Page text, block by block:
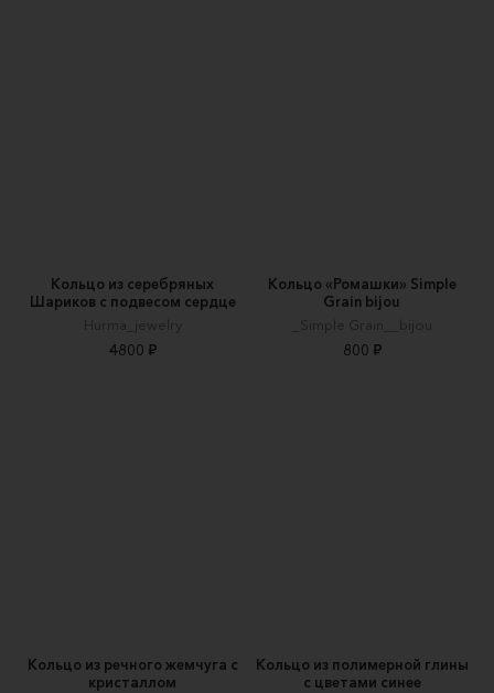
Кольцо из серебряных
Шариков с подвесом сердце
Hurma_jewelry
4800 ₽
Кольцо «Ромашки» Simple
Grain bijou
_Simple Grain__bijou
800 ₽
Кольцо из речного жемчуга с
кристаллом
Кольцо из полимерной глины
с цветами синее